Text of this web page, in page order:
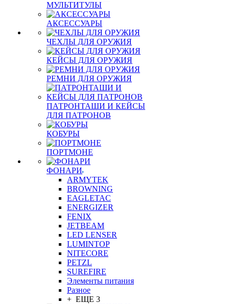
МУЛЬТИТУЛЫ
АКСЕССУАРЫ
ЧЕХЛЫ ДЛЯ ОРУЖИЯ
КЕЙСЫ ДЛЯ ОРУЖИЯ
РЕМНИ ДЛЯ ОРУЖИЯ
ПАТРОНТАШИ И КЕЙСЫ
ДЛЯ ПАТРОНОВ
КОБУРЫ
ПОРТМОНЕ
ФОНАРИ
ARMYTEK
BROWNING
EAGLETAC
ENERGIZER
FENIX
JETBEAM
LED LENSER
LUMINTOP
NITECORE
PETZL
SUREFIRE
Элементы питания
Разное
+ ЕЩЕ 3